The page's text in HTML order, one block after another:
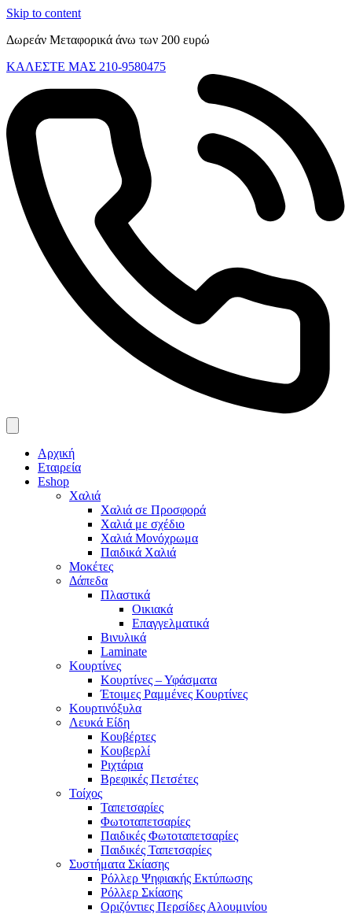
Skip to content
Δωρεάν Μεταφορικά άνω των 200 ευρώ
ΚΑΛΕΣΤΕ ΜΑΣ 210-9580475
Αρχική
Εταιρεία
Eshop
Χαλιά
Χαλιά σε Προσφορά
Χαλιά με σχέδιο
Χαλιά Μονόχρωμα
Παιδικά Χαλιά
Μοκέτες
Δάπεδα
Πλαστικά
Οικιακά
Επαγγελματικά
Βινυλικά
Laminate
Κουρτίνες
Κουρτίνες – Υφάσματα
Έτοιμες Ραμμένες Κουρτίνες
Κουρτινόξυλα
Λευκά Είδη
Κουβέρτες
Κουβερλί
Ριχτάρια
Βρεφικές Πετσέτες
Τοίχος
Ταπετσαρίες
Φωτοταπετσαρίες
Παιδικές Φωτοταπετσαρίες
Παιδικές Ταπετσαρίες
Συστήματα Σκίασης
Ρόλλερ Ψηφιακής Εκτύπωσης
Ρόλλερ Σκίασης
Οριζόντιες Περσίδες Αλουμινίου